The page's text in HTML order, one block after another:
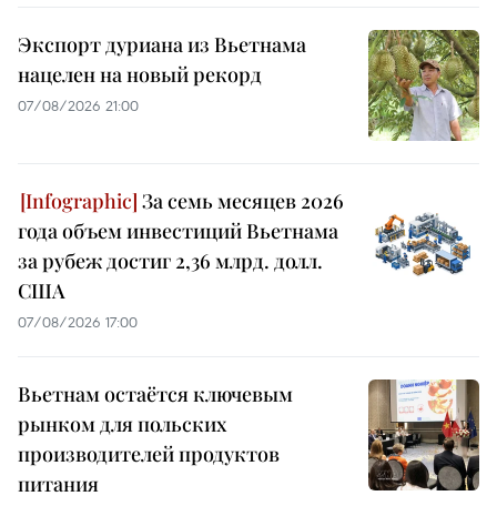
Экспорт дуриана из Вьетнама
нацелен на новый рекорд
07/08/2026 21:00
За семь месяцев 2026
года объем инвестиций Вьетнама
за рубеж достиг 2,36 млрд. долл.
США
07/08/2026 17:00
Вьетнам остаётся ключевым
рынком для польских
производителей продуктов
питания